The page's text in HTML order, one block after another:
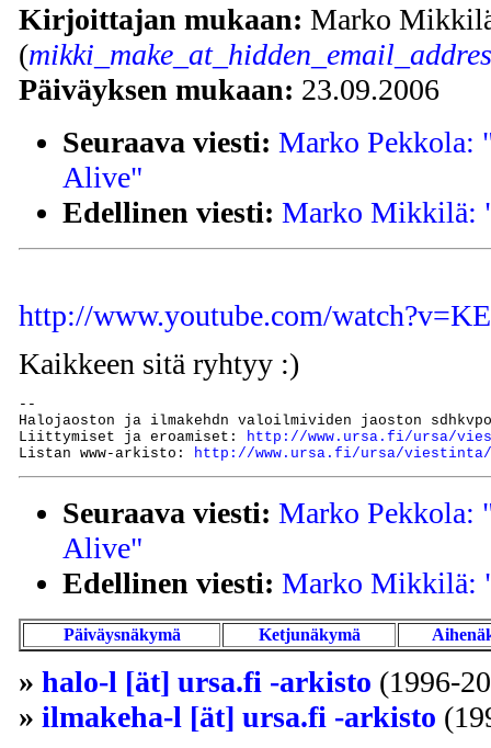
Kirjoittajan mukaan: Marko
(
Päiväyksen mukaan: 23.09.2006
Seuraava viesti: Marko Pekkola:
Alive"
Edellinen viesti: Marko Mikkilä:
http://www.youtube.com/
Kaikkeen sitä ryhtyy :)
--
Halojaoston ja ilmakehdn valoilmividen jaoston
Liittymiset ja eroamiset:
http://www.ursa.fi/ursa/
Listan www-arkisto:
http://www.ursa.fi/ursa/viestinta/
Seuraava viesti: Marko Pekkola:
Alive"
Edellinen viesti: Marko Mikkilä:
Päiväysnäkymä Ketjunäkymä
» halo-l [ät] ursa.fi -arkisto (1996-
» ilmakeha-l [ät] ursa.fi -arkisto